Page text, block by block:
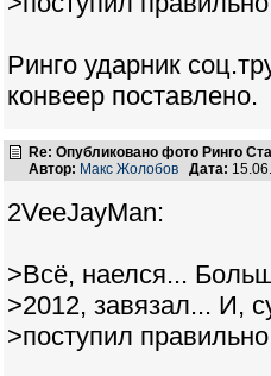
Ринго ударник
конвеер поставлено.
Re: Опубликовано фото Ринго
Автор: Макс Жолобов Дата:
2VeeJayMan:
>Всё, наелся...
>2012, завязал... И,
>поступил